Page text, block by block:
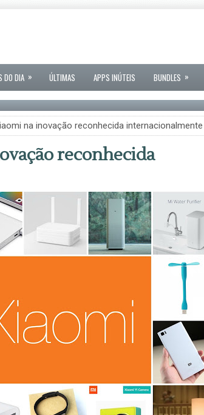
DO DIA » ÚLTIMAS APPS INÚTEIS BUNDLES »
na inovação reconhecida internacionalmente
reconhecida